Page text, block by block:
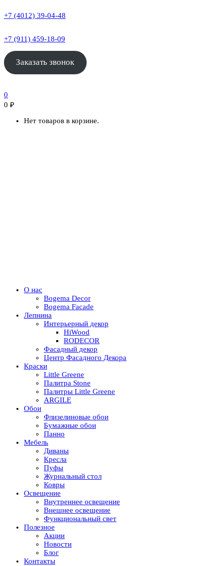
+7 (4012) 39-04-48
+7 (911) 459-18-09
Заказать звонок
0
0 ₽
Нет товаров в корзине.
О нас
Bogema Decor
Bogema Facade
Лепнина
Интерьерный декор
HiWood
RODECOR
Фасадный декор
Центр Фасадного Декора
Краски
Little Greene
Палитра Stone
Палитры Little Greene
ARGILE
Обои
Флизелиновые обои
Бумажные обои
Панно
Мебель
Диваны
Кресла
Пуфы
Журнальный стол
Ковры
Освещение
Внутреннее освещение
Внешнее освещение
Функциональный свет
Полезное
Акции
Новости
Блог
Контакты